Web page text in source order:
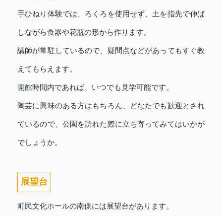
手ひねり体験では、ろくろを使用せず、土を指先で伸ば
しながら食器や花瓶の形から作ります。
講師が常駐しているので、疑問点などがあってもすぐ教
えてもらえます。
開館時間内であれば、いつでも見学可能です。
陶芸に興味のある方はもちろん、どなたでも歓迎とされ
ているので、公園を訪れた際に立ち寄ってみてはいかが
でしょうか。
展望台
町民文化ホールの南側には展望台があります。